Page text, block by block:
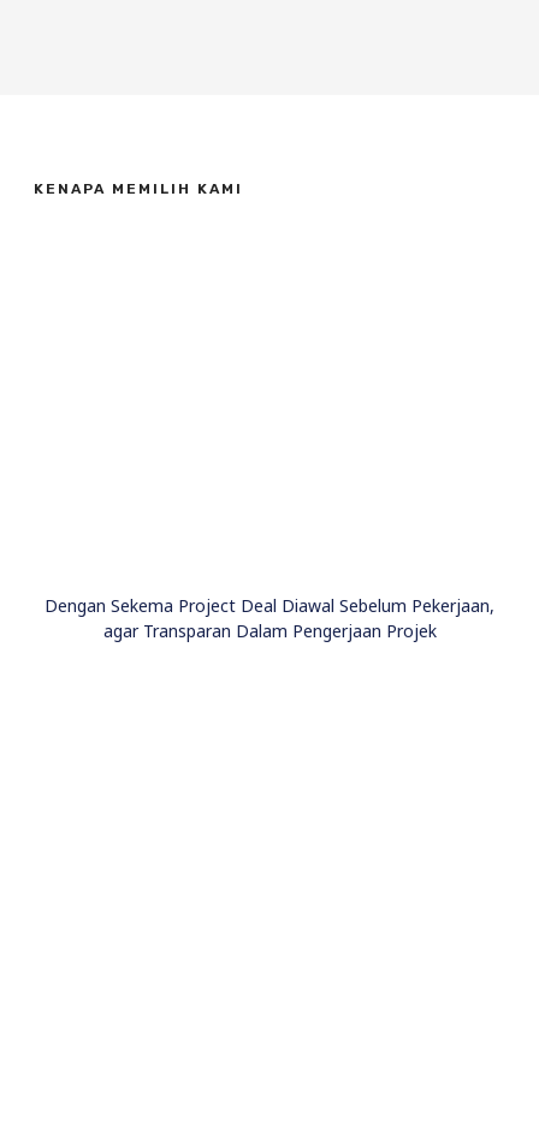
KENAPA MEMILIH KAMI
Dengan Sekema Project Deal Diawal Sebelum Pekerjaan,
agar Transparan Dalam Pengerjaan Projek